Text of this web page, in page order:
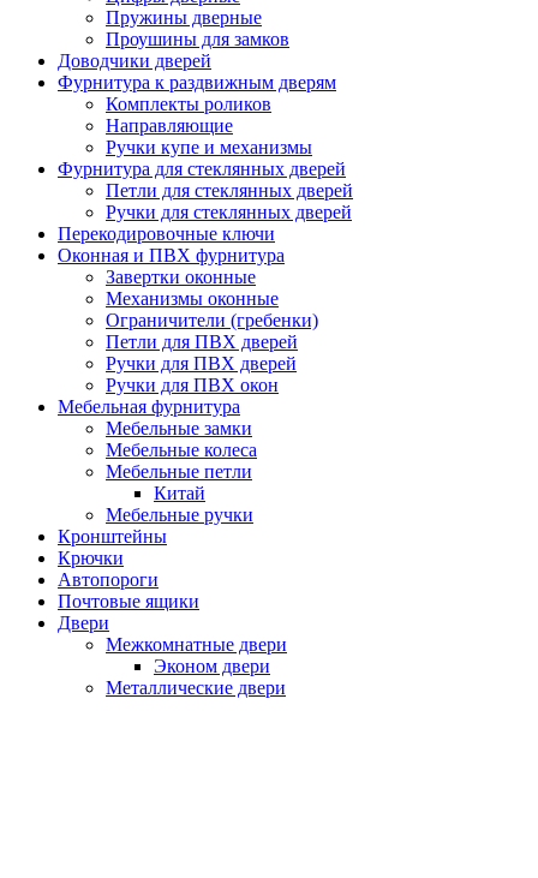
Пружины дверные
Проушины для замков
Доводчики дверей
Фурнитура к раздвижным дверям
Комплекты роликов
Направляющие
Ручки купе и механизмы
Фурнитура для стеклянных дверей
Петли для стеклянных дверей
Ручки для стеклянных дверей
Перекодировочные ключи
Оконная и ПВХ фурнитура
Завертки оконные
Механизмы оконные
Ограничители (гребенки)
Петли для ПВХ дверей
Ручки для ПВХ дверей
Ручки для ПВХ окон
Мебельная фурнитура
Мебельные замки
Мебельные колеса
Мебельные петли
Китай
Мебельные ручки
Кронштейны
Крючки
Автопороги
Почтовые ящики
Двери
Межкомнатные двери
Эконом двери
Металлические двери